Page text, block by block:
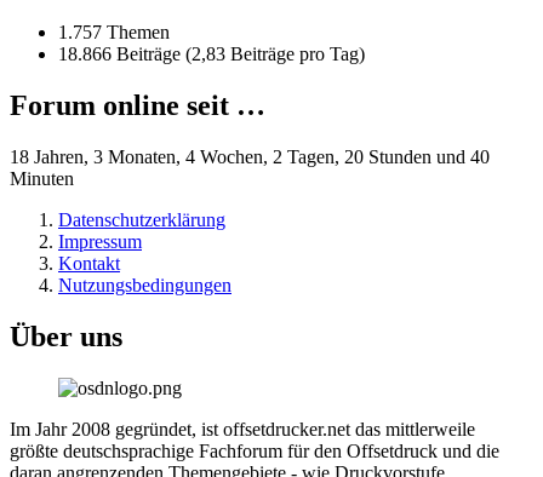
1.757 Themen
18.866 Beiträge (2,83 Beiträge pro Tag)
Forum online seit …
18 Jahren, 3 Monaten, 4 Wochen, 2 Tagen, 20 Stunden und 40
Minuten
Datenschutzerklärung
Impressum
Kontakt
Nutzungsbedingungen
Über uns
Im Jahr 2008 gegründet, ist offsetdrucker.net das mittlerweile
größte deutschsprachige Fachforum für den Offsetdruck und die
daran angrenzenden Themengebiete - wie Druckvorstufe,